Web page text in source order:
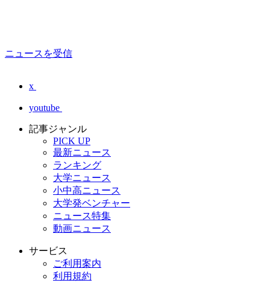
ニュースを受信
x
youtube
記事ジャンル
PICK UP
最新ニュース
ランキング
大学ニュース
小中高ニュース
大学発ベンチャー
ニュース特集
動画ニュース
サービス
ご利用案内
利用規約